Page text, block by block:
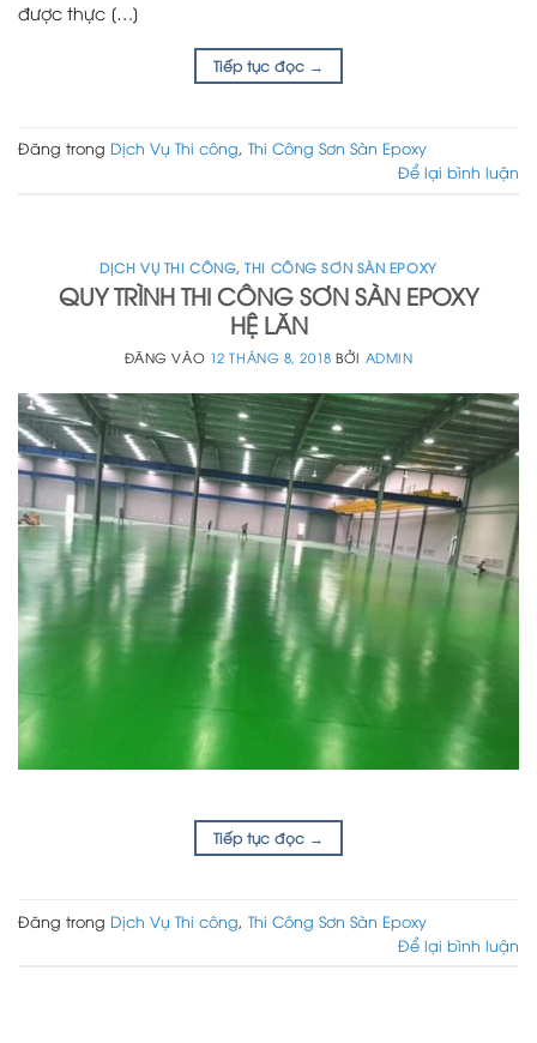
được thực […]
Tiếp tục đọc →
Đăng trong Dịch Vụ Thi công, Thi Công Sơn Sàn Epoxy
Để lại bình luận
DỊCH VỤ THI CÔNG,THI CÔNG SƠN SÀN EPOXY
QUY TRÌNH THI CÔNG SƠN SÀN EPOXY
HỆ LĂN
ĐĂNG VÀO 12 THÁNG 8, 2018 BỞI ADMIN
Tiếp tục đọc →
Đăng trong Dịch Vụ Thi công, Thi Công Sơn Sàn Epoxy
Để lại bình luận